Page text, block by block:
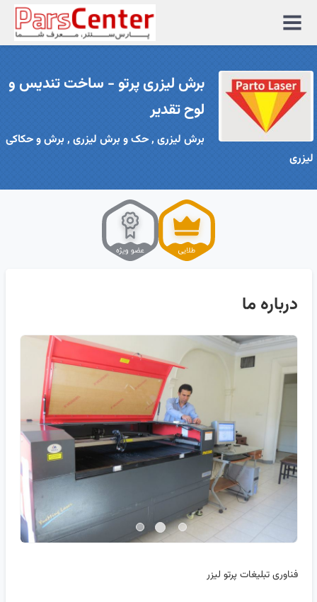
منوی
سایت
برش لیزری پرتو - ساخت تندیس و
لوح تقدیر
برش لیزری , حک و برش لیزری , برش و حکاکی
لیزری
درباره ما
فناوری تبلیغات پرتو لیزر